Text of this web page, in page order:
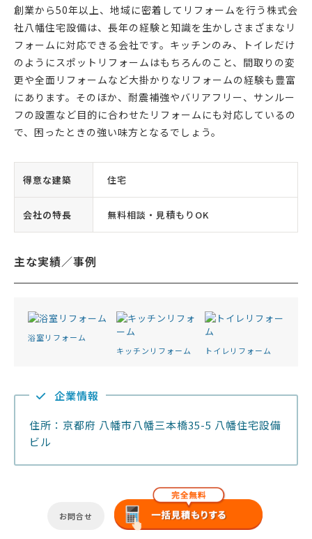
創業から50年以上、地域に密着してリフォームを行う株式会
社八幡住宅設備は、長年の経験と知識を生かしさまざまなリ
フォームに対応できる会社です。キッチンのみ、トイレだけ
のようにスポットリフォームはもちろんのこと、間取りの変
更や全面リフォームなど大掛かりなリフォームの経験も豊富
にあります。そのほか、耐震補強やバリアフリー、サンルー
フの設置など目的に合わせたリフォームにも対応しているの
で、困ったときの強い味方となるでしょう。
得意な建築 住宅
会社の特長 無料相談・見積もりOK
主な実績／事例
浴室リフォーム
キッチンリフォーム
トイレリフォーム
企業情報
住所：京都府 八幡市八幡三本橋35-5 八幡住宅設備
ビル
お問合せ